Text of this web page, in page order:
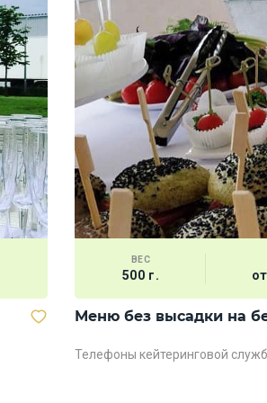
ВЕС
500 г.
Меню без высадки на
Телефоны кейтеринговой